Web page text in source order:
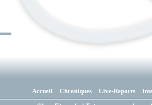
Accueil Chroniques Live-Reports